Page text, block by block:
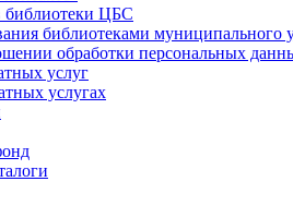
библиотеки ЦБС
библиотеками муниципального
обработки персональных
услуг
услугах